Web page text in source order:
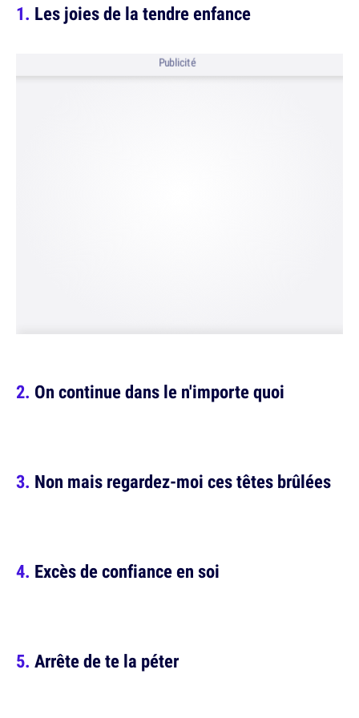
Les joies de la tendre enfance
Publicité
On continue dans le n'importe quoi
Non mais regardez-moi ces têtes brûlées
Excès de confiance en soi
Arrête de te la péter